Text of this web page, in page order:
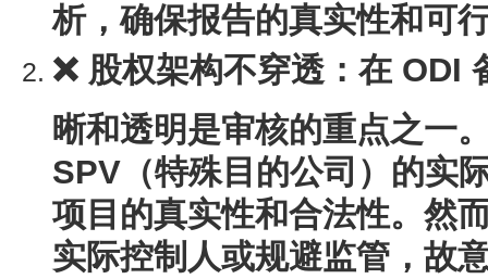
析，确保报告的真实性和可
❌ 股权架构不穿透：在 ODI
晰和透明是审核的重点之一
SPV（特殊目的公司）的实
项目的真实性和合法性。然
实际控制人或规避监管，故